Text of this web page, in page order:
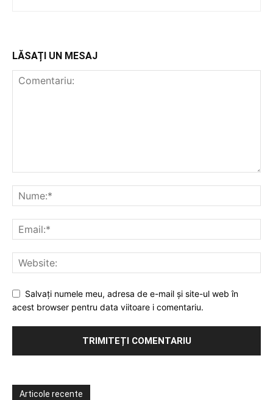
LĂSAȚI UN MESAJ
Salvați numele meu, adresa de e-mail și site-ul web în
acest browser pentru data viitoare i comentariu.
Articole recente